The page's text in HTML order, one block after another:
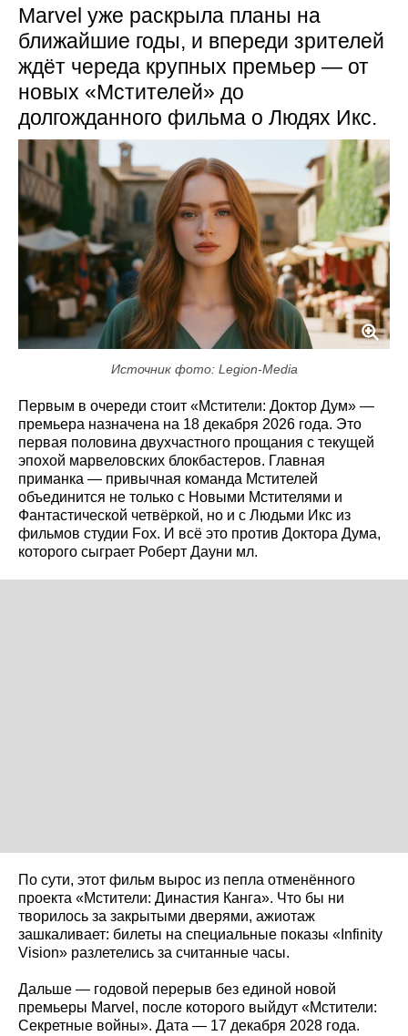
Marvel уже раскрыла планы на
ближайшие годы, и впереди зрителей
ждёт череда крупных премьер — от
новых «Мстителей» до
долгожданного фильма о Людях Икс.
Источник фото: Legion-Media
Первым в очереди стоит «Мстители: Доктор Дум» —
премьера назначена на 18 декабря 2026 года. Это
первая половина двухчастного прощания с текущей
эпохой марвеловских блокбастеров. Главная
приманка — привычная команда Мстителей
объединится не только с Новыми Мстителями и
Фантастической четвёркой, но и с Людьми Икс из
фильмов студии Fox. И всё это против Доктора Дума,
которого сыграет Роберт Дауни мл.
По сути, этот фильм вырос из пепла отменённого
проекта «Мстители: Династия Канга». Что бы ни
творилось за закрытыми дверями, ажиотаж
зашкаливает: билеты на специальные показы «Infinity
Vision» разлетелись за считанные часы.
Дальше — годовой перерыв без единой новой
премьеры Marvel, после которого выйдут «Мстители:
Секретные войны». Дата — 17 декабря 2028 года.